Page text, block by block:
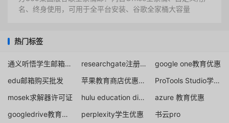
名、终身使用，可用于全平台安装、谷歌全家桶大容量
热门标签
通义听悟学生邮箱认证 researchgate注册方法
google one教育优惠
edu邮箱购买批发
苹果教育商店优惠资格验证
ProTools Studio学生教育订阅
mosek求解器许可证
hulu education discount
azure 教育优惠
googledrive教育版申请
perplexity学生优惠 书云pro